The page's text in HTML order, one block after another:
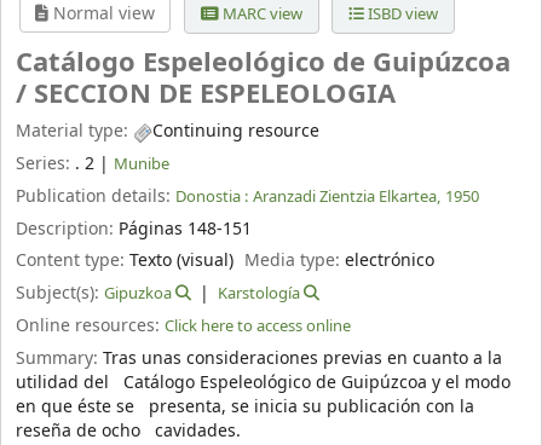
Normal view MARC view ISBD view
Catálogo Espeleológico de Guipúzcoa
/ SECCION DE ESPELEOLOGIA
Material type:
Continuing resource
Series: . 2 | Munibe
Publication details: Donostia : Aranzadi Zientzia Elkartea, 1950
Description: Páginas 148-151
Content type: Texto (visual) Media type:electrónico
Subject(s): Gipuzkoa Karstología
Online resources: Click here to access online
Summary: Tras unas consideraciones previas en cuanto a la
utilidad del Catálogo Espeleológico de Guipúzcoa y el modo
en que éste se presenta, se inicia su publicación con la
reseña de ocho cavidades.